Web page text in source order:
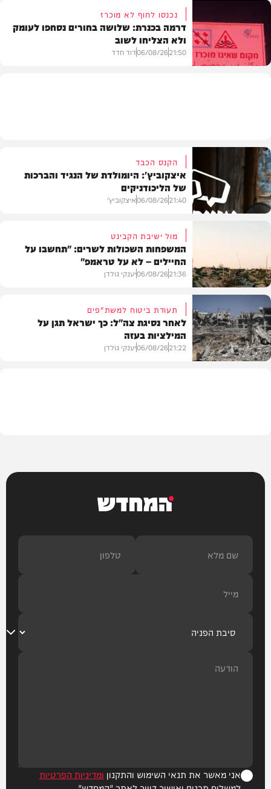
בעולם
נכנסו לחוף לא מוכרז
דרמה בכנרת: שלושה בחורים נסחפו לעומק
ולא הצליחו לשוב
21:50
06/08/26דוד חדד
חדשות
הקנס הכבד
איצקוביץ': היומולדת של הנגיד והברכות
של הליכודניקים
21:40
06/08/26איצקוביץ'
צבא וביטחון
מול ישיבת הקבינט
המשפחות השכולות לשרים: "תחשבו על
החיילים – לא על טראמפ"
21:36
06/08/26יענקי גולדן
תעודת ביטוח למשת"פים
לאחר נסיגת צה"ל: כך ישראל תגן על
המילציות בעזה
21:22
06/08/26יענקי גולדן
המחדש
אני מאשר את תנאי השימוש והתקנון ומדיניות הפרטיות